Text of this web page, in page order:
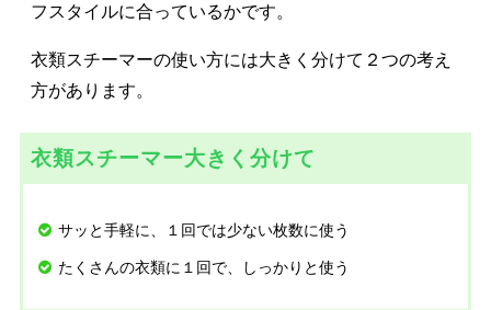
フスタイルに合っているかです。
衣類スチーマーの使い方には大きく分けて２つの考え
方があります。
衣類スチーマー大きく分けて
サッと手軽に、１回では少ない枚数に使う
たくさんの衣類に１回で、しっかりと使う